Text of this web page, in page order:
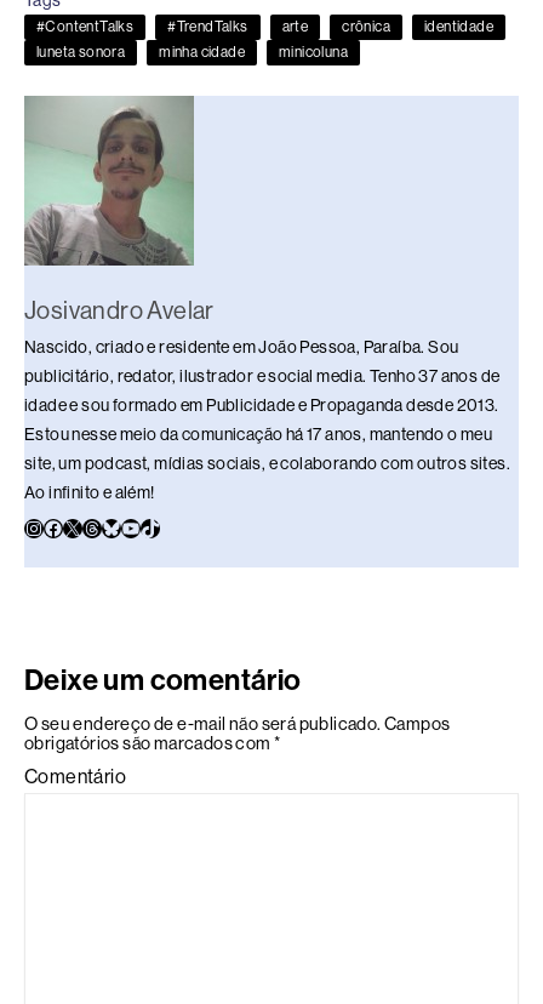
b
o
o
d
s
dI
n
y
A
p
p
Li
n
k
#ContentTalks #TrendTalks arte crônica
identidade
luneta sonora
minha cidade minicoluna
Josivandro Avelar
Nascido, criado e residente em João Pessoa, Paraíba. Sou
publicitário, redator, ilustrador e social media. Tenho 37 anos de
idade e sou formado em Publicidade e Propaganda desde 2013.
Estou nesse meio da comunicação há 17 anos, mantendo o meu
site, um podcast, mídias sociais, e colaborando com outros sites.
Ao infinito e além!
Deixe um comentário
O seu endereço de e-mail não será publicado. Campos
obrigatórios são marcados com *
Comentário